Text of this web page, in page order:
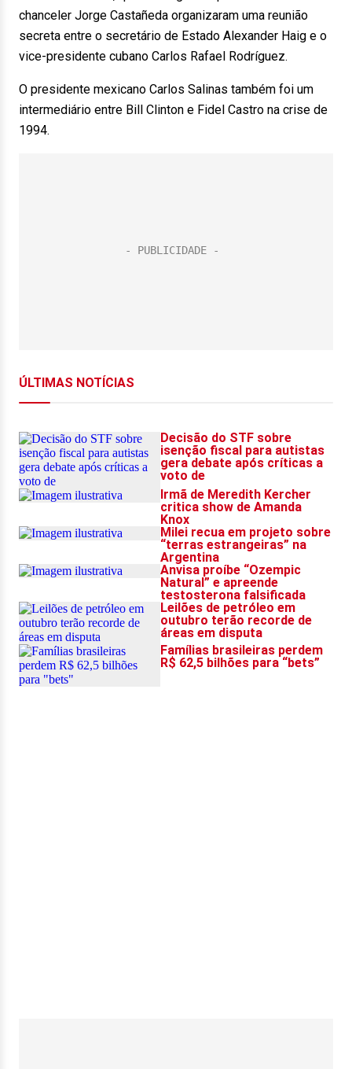
chanceler Jorge Castañeda organizaram uma reunião
secreta entre o secretário de Estado Alexander Haig e o
vice-presidente cubano Carlos Rafael Rodríguez.
O presidente mexicano Carlos Salinas também foi um
intermediário entre Bill Clinton e Fidel Castro na crise de
1994.